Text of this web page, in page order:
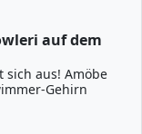
auf dem
sich aus! Amöbe
Gehirn